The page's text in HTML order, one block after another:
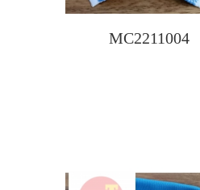
MC2211004